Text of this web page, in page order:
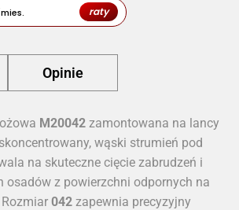
raty
Opinie
M20042 zamontowana na lancy
wąski strumień pod
na skuteczne cięcie zabrudzeń i
osadów z powierzchni odpornych na
042 zapewnia precyzyjny